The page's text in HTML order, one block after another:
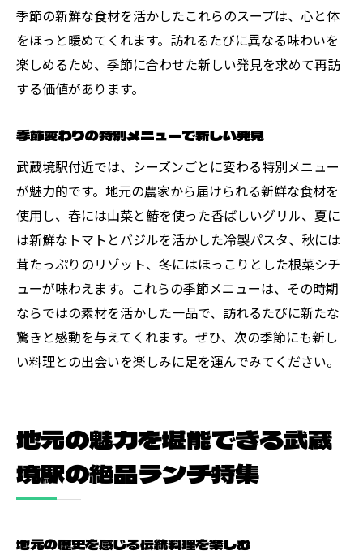
季節の新鮮な食材を活かしたこれらのスープは、心と体
をほっと暖めてくれます。訪れるたびに異なる味わいを
楽しめるため、季節に合わせた新しい発見を求めて再訪
する価値があります。
季節変わりの特別メニューで新しい発見
武蔵境駅付近では、シーズンごとに変わる特別メニュー
が魅力的です。地元の農家から届けられる新鮮な食材を
使用し、春には山菜と鰆を使った香ばしいグリル、夏に
は新鮮なトマトとバジルを活かした冷製パスタ、秋には
茸たっぷりのリゾット、冬にはほっこりとした根菜シチ
ューが味わえます。これらの季節メニューは、その時期
ならではの素材を活かした一品で、訪れるたびに新たな
驚きと感動を与えてくれます。ぜひ、次の季節にも新し
い料理との出会いを楽しみに足を運んでみてください。
地元の魅力を堪能できる武蔵
境駅の絶品ランチ特集
地元の歴史を感じる伝統料理を楽しむ